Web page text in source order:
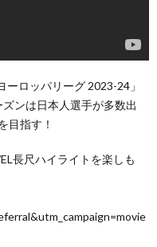
ーロッパリーグ 2023-24」
ンは日本人選手が多数出
目指す！
長尺ハイライトを楽しも